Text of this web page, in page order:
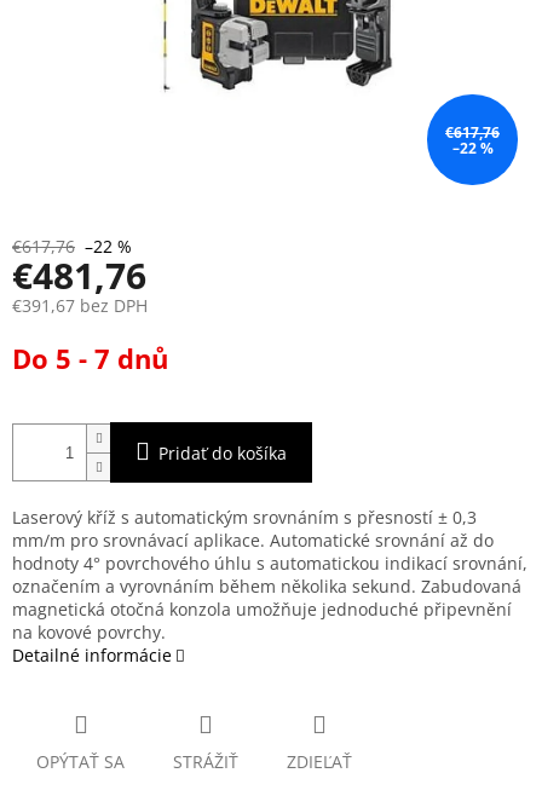
€617,76
–22 %
€617,76 –22 %
€481,76
€391,67 bez DPH
cena:
Do 5 - 7 dnů
Pridať do košíka
Laserový kříž s automatickým srovnáním s přesností ± 0,3
mm/m pro srovnávací aplikace. Automatické srovnání až do
hodnoty 4° povrchového úhlu s automatickou indikací srovnání,
označením a vyrovnáním během několika sekund. Zabudovaná
magnetická otočná konzola umožňuje jednoduché připevnění
na kovové povrchy.
Detailné informácie
OPÝTAŤ SA STRÁŽIŤ ZDIEĽAŤ